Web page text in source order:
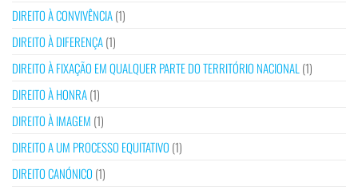
DIREITO À CONVIVÊNCIA(1)
DIREITO À DIFERENÇA(1)
DIREITO À FIXAÇÃO EM QUALQUER PARTE DO TERRITÓRIO NACIONAL(1)
DIREITO À HONRA(1)
DIREITO À IMAGEM (1)
DIREITO A UM PROCESSO EQUITATIVO (1)
DIREITO CANÓNICO (1)